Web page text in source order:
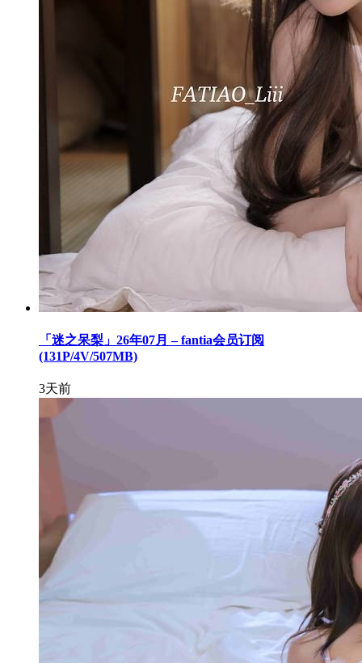
「迷之呆梨」26年07月 – fantia会员订阅
(131P/4V/507MB)
3天前